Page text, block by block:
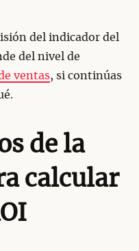
del indicador del
del nivel de
ventas, si continúas
de la
calcular